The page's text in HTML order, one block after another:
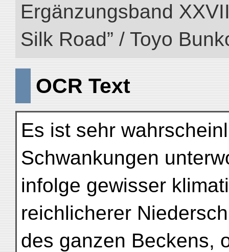
Ergänzungsband
Silk Road” / Toyo
OCR Text
Es ist sehr
Schwankungen
infolge gewisser
reichlicherer
des ganzen Beckens,